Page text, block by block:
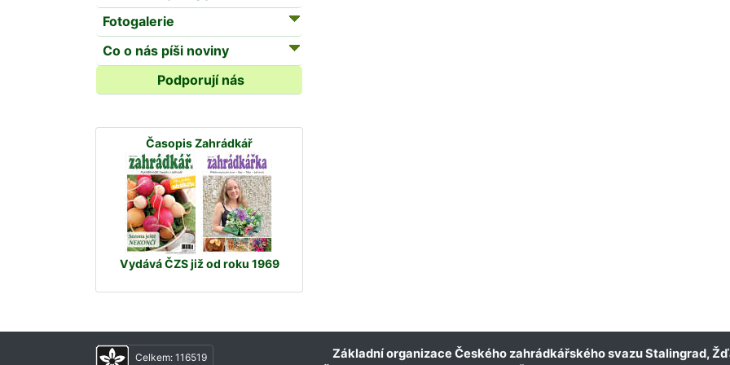
Fotogalerie
Co o nás píši noviny
Podporují nás
Časopis Zahrádkář
Vydává ČZS již od roku 1969
Celkem: 116519 Základní organizace Českého zahrádkářského svazu Stalingrad,